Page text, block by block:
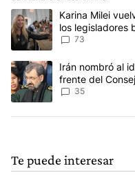
Este listado muestra los
Un artículo de tendencia
Karina Milei
los legisladores
para 2027
73
Un artículo de tendencia
Irán nombró al
frente del
35